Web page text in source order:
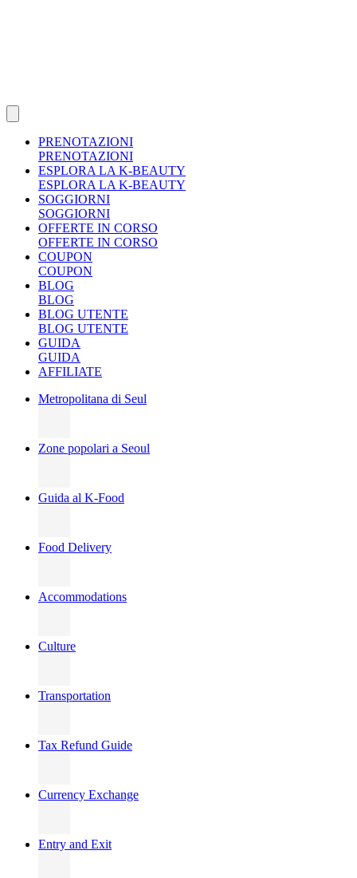
PRENOTAZIONI
PRENOTAZIONI
ESPLORA LA K-BEAUTY
ESPLORA LA K-BEAUTY
SOGGIORNI
SOGGIORNI
OFFERTE IN CORSO
OFFERTE IN CORSO
COUPON
COUPON
BLOG
BLOG
BLOG UTENTE
BLOG UTENTE
GUIDA
GUIDA
AFFILIATE
Metropolitana di Seul
Zone popolari a Seoul
Guida al K-Food
Food Delivery
Accommodations
Culture
Transportation
Tax Refund Guide
Currency Exchange
Entry and Exit